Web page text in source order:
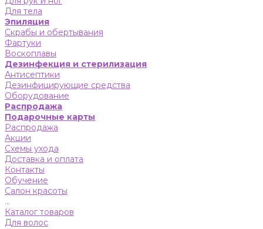
Для тела
Эпиляция
Скрабы и обертывания
Фартуки
Воскоплавы
Дезинфекция и стерилизация
Антисептики
Дезинфицирующие средства
Оборудование
Распродажа
Подарочные карты
Распродажа
Акции
Схемы ухода
Доставка и оплата
Контакты
Обучение
Салон красоты
...
Каталог товаров
Для волос